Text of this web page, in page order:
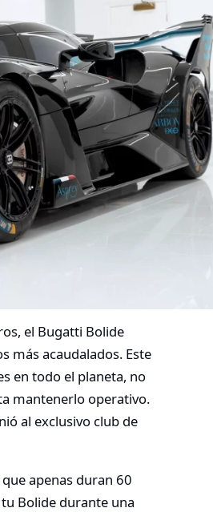
el Bugatti Bolide
más acaudalados. Este
en todo el planeta, no
mantenerlo operativo.
al exclusivo club de
apenas duran 60
Bolide durante una